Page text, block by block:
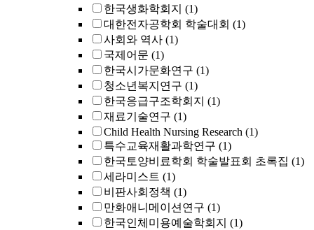
한국생화학회지 (1)
대한전자공학회 학술대회 (1)
사회와 역사 (1)
국제어문 (1)
한국시가문화연구 (1)
청소년복지연구 (1)
한국응급구조학회지 (1)
재료기술연구 (1)
Child Health Nursing Research (1)
특수교육재활과학연구 (1)
한국토양비료학회 학술발표회 초록집 (1)
세라미스트 (1)
비판사회정책 (1)
만화애니메이션연구 (1)
한국인체미용예술학회지 (1)